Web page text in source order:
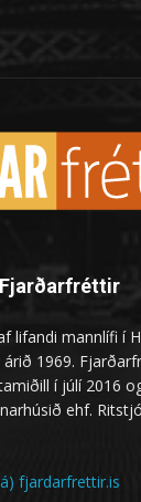
lifandi mannlífi í
1969.
í júlí 2016
ehf.
fjardarfrettir.is